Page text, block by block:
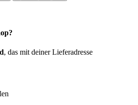
, das mit deiner Lieferadresse